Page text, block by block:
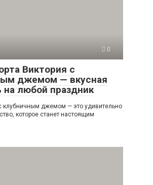
0
Виктория с
джемом — вкусная
на любой праздник
клубничным джемом — это удивительно
которое станет настоящим